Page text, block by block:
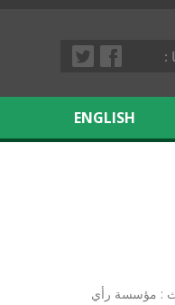
:
ENGLISH
: مؤسسة رأي